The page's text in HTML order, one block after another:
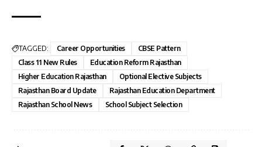
TAGGED: Career Opportunities
CBSE Pattern
Class 11 New Rules
Education Reform Rajasthan
Higher Education Rajasthan
Optional Elective Subjects
Rajasthan Board Update
Rajasthan Education Department
Rajasthan School News
School Subject Selection